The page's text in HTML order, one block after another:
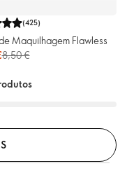
(425)
Maquilhagem Flawless
8,50 €